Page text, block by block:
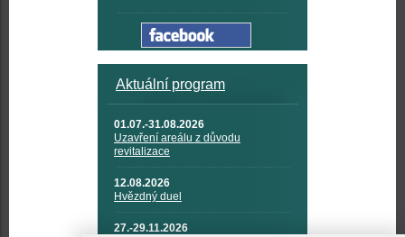
Aktuální program
01.07.-31.08.2026
Uzavření areálu z důvodu
revitalizace
12.08.2026
Hvězdný duel
27.-29.11.2026